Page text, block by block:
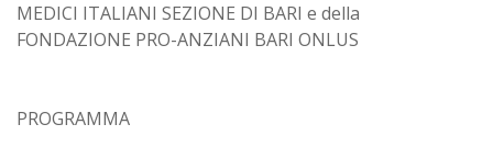
MEDICI ITALIANI SEZIONE DI BARI e della
FONDAZIONE PRO-ANZIANI BARI ONLUS
PROGRAMMA